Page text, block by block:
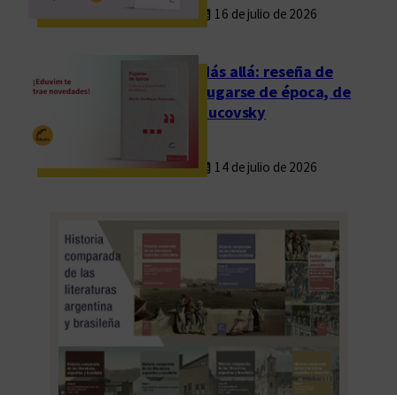
16 de julio de 2026
Más allá: reseña de
Fugarse de época, de
Rucovsky
14 de julio de 2026